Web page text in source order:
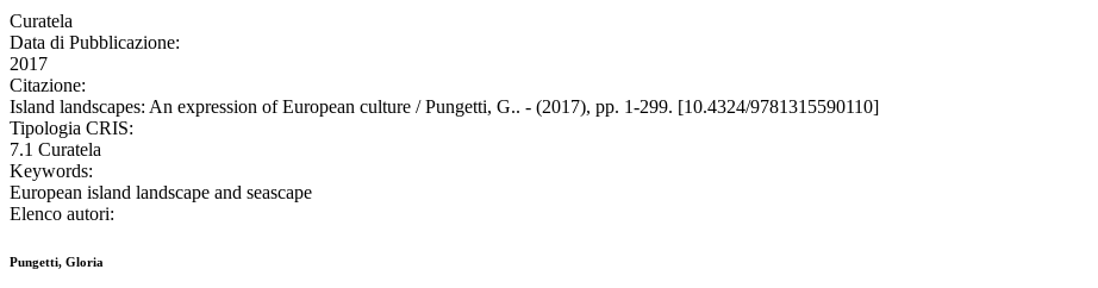
Curatela
Data di Pubblicazione:
2017
Citazione:
Island landscapes: An expression of European culture / Pungetti, G.. - (2017), pp. 1-299. [10.4324/9781315590110]
Tipologia CRIS:
7.1 Curatela
Keywords:
European island landscape and seascape
Elenco autori:
Pungetti, Gloria